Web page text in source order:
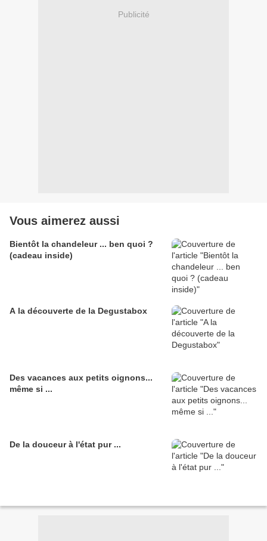
Publicité
Vous aimerez aussi
Bientôt la chandeleur ... ben quoi ?
(cadeau inside)
A la découverte de la Degustabox
Des vacances aux petits oignons...
même si ...
De la douceur à l'état pur ...